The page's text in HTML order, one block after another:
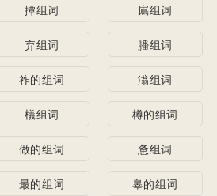
撢组词 鳸组词
弃组词 膰组词
祚的组词 滃组词
檥组词 樽的组词
做的组词 惫组词
最的组词 辠的组词